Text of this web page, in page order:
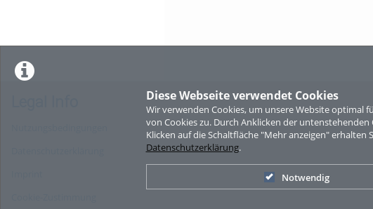
Diese Webseite verwendet Cookies
Wir verwenden Cookies, um unsere Website optimal
von Cookies zu. Durch Anklicken der
Klicken auf die Schaltfläche "Mehr anzeigen"
Datenschutzerklärung.
Notwendig